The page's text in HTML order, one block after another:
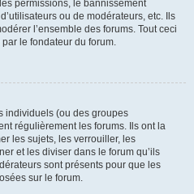
permissions, le bannissement
ou de modérateurs, etc. Ils
l’ensemble des forums. Tout ceci
le fondateur du forum.
individuels (ou des groupes
régulièrement les forums. Ils ont la
les sujets, les verrouiller, les
et les diviser dans le forum qu’ils
sont présents pour que les
sur le forum.